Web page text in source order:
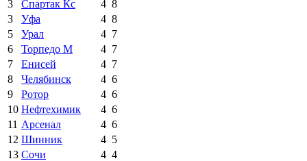
3
Спартак Кс 4 8
3
Уфа 4 8
5
Урал 4 7
6
Торпедо М 4 7
7
Енисей 4 7
8
Челябинск 4 6
9
Ротор 4 6
10 Нефтехимик 4 6
11 Арсенал 4 6
12 Шинник 4 5
13 Сочи 4 4